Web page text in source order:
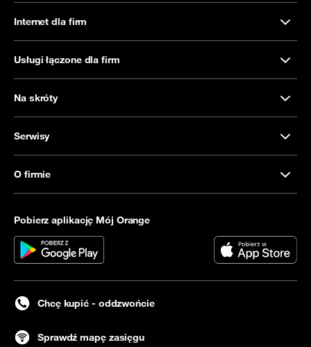
Internet dla firm
Usługi łączone dla firm
Na skróty
Serwisy
O firmie
Pobierz aplikację Mój Orange
Chcę kupić - oddzwońcie
Sprawdź mapę zasięgu